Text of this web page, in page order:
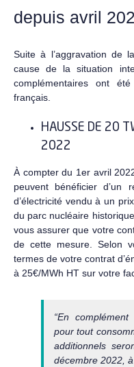
depuis avril
Suite à l’aggravation de
cause de la situation
complémentaires ont
français.
HAUSSE DE 20
2022
À compter du 1er avril
peuvent bénéficier d’un
d’électricité vendu à un
du parc nucléaire
vous assurer que votre
de cette mesure. Selon
termes de votre contrat
à 25€/MWh HT sur votre
“En
pour tout
additionnels
décembre 2022,